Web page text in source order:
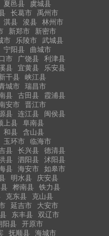
夏邑县
虞城县
长葛市
禹州市
淇县 浚县
林州市
新郑市
新密市
市 乐陵市
武城县
宁阳县
曲城市
市 广饶县
利津县
县 宜黄县
乐安县
干县
峡江县
城市
瑞昌市
县 古田县
霞浦县
安市
晋江市
县 连江县
闽侯县
上县
阜南县
和县
含山县
玉环市
临海市
县 长兴县
德清县
县 泗阳县
沭阳县
县 海安市
如皋市
明水县
庆安县
桦南县
铁力县
克东县
克山县
延吉市
大安市
东丰县
双辽市
阳县
开原市
抚顺县
海城市